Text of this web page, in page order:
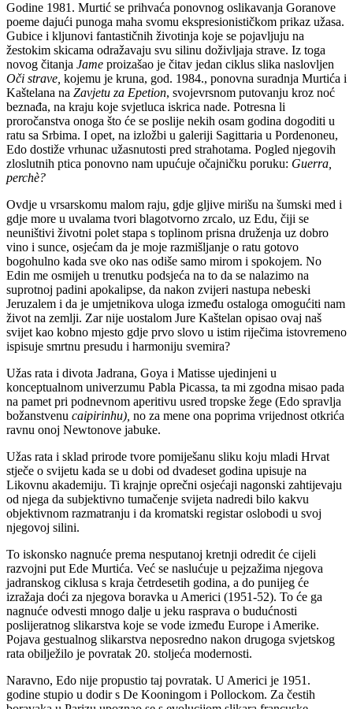
Godine 1981. Murtić se prihvaća ponovnog oslikavanja Goranove
poeme dajući punoga maha svomu ekspresionističkom prikaz užasa.
Gubice i kljunovi fantastičnih životinja koje se pojavljuju na
žestokim skicama odražavaju svu silinu doživljaja strave. Iz toga
novog čitanja Jame proizašao je čitav jedan ciklus slika naslovljen
Oči strave, kojemu je kruna, god. 1984., ponovna suradnja Murtića i
Kaštelana na Zavjetu za Epetion, svojevrsnom putovanju kroz noć
beznađa, na kraju koje svjetluca iskrica nade. Potresna li
proročanstva onoga što će se poslije nekih osam godina dogoditi u
ratu sa Srbima. I opet, na izložbi u galeriji Sagittaria u Pordenoneu,
Edo dostiže vrhunac užasnutosti pred strahotama. Pogled njegovih
zloslutnih ptica ponovno nam upućuje očajničku poruku: Guerra,
perchè?
Ovdje u vrsarskomu malom raju, gdje gljive mirišu na šumski med i
gdje more u uvalama tvori blagotvorno zrcalo, uz Edu, čiji se
neuništivi životni polet stapa s toplinom prisna druženja uz dobro
vino i sunce, osjećam da je moje razmišljanje o ratu gotovo
bogohulno kada sve oko nas odiše samo mirom i spokojem. No
Edin me osmijeh u trenutku podsjeća na to da se nalazimo na
suprotnoj padini apokalipse, da nakon zvijeri nastupa nebeski
Jeruzalem i da je umjetnikova uloga između ostaloga omogućiti nam
život na zemlji. Zar nije uostalom Jure Kaštelan opisao ovaj naš
svijet kao kobno mjesto gdje prvo slovo u istim riječima istovremeno
ispisuje smrtnu presudu i harmoniju svemira?
Užas rata i divota Jadrana, Goya i Matisse ujedinjeni u
konceptualnom univerzumu Pabla Picassa, ta mi zgodna misao pada
na pamet pri podnevnom aperitivu usred tropske žege (Edo spravlja
božanstvenu caipirinhu), no za mene ona poprima vrijednost otkrića
ravnu onoj Newtonove jabuke.
Užas rata i sklad prirode tvore pomiješanu sliku koju mladi Hrvat
stječe o svijetu kada se u dobi od dvadeset godina upisuje na
Likovnu akademiju. Ti krajnje oprečni osjećaji nagonski zahtijevaju
od njega da subjektivno tumačenje svijeta nadredi bilo kakvu
objektivnom razmatranju i da kromatski registar oslobodi u svoj
njegovoj silini.
To iskonsko nagnuće prema nesputanoj kretnji odredit će cijeli
razvojni put Ede Murtića. Već se naslućuje u pejzažima njegova
jadranskog ciklusa s kraja četrdesetih godina, a do punijeg će
izražaja doći za njegova boravka u Americi (1951-52). To će ga
nagnuće odvesti mnogo dalje u jeku rasprava o budućnosti
poslijeratnog slikarstva koje se vode između Europe i Amerike.
Pojava gestualnog slikarstva neposredno nakon drugoga svjetskog
rata obilježilo je povratak 20. stoljeća modernosti.
Naravno, Edo nije propustio taj povratak. U Americi je 1951.
godine stupio u dodir s De Kooningom i Pollockom. Za čestih